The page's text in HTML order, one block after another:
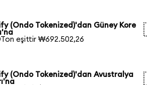
(Ondo Tokenized)'dan Güney Kore
eşittir ₩692.502,26
(Ondo Tokenized)'dan Avustralya